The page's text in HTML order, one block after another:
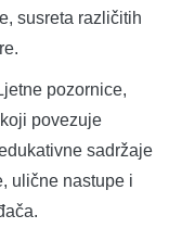
susreta različitih
pozornice,
povezuje
sadržaje
ulične nastupe i